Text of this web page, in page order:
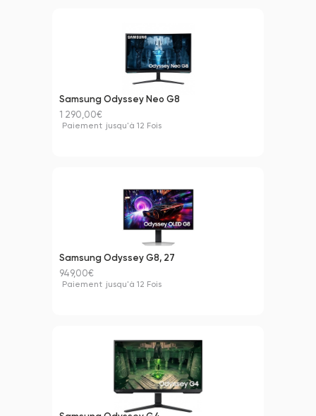
Samsung Odyssey Neo G8
1 290,00€
Paiement jusqu'à 12 Fois
Samsung Odyssey G8, 27
949,00€
Paiement jusqu'à 12 Fois